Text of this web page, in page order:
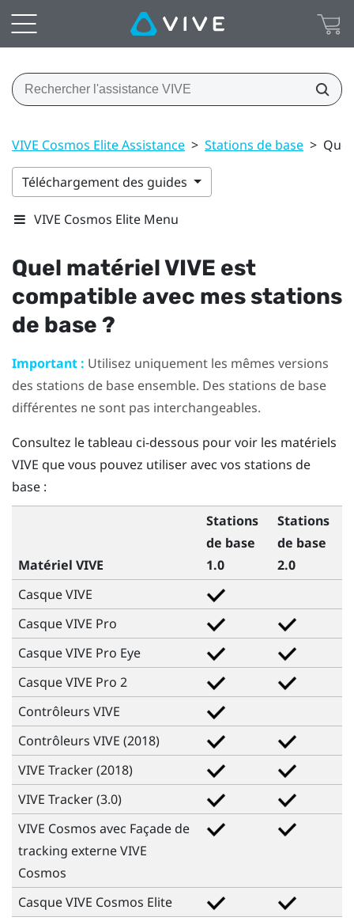
VIVE Cosmos Elite Assistance > Stations de base >
Téléchargement des guides
VIVE Cosmos Elite Menu
Quel matérielVIVE est
compatible avec mes stations
de base ?
Important : Utilisez uniquement les mêmes versions
des stations de base ensemble. Des stations de base
différentes ne sont pas interchangeables.
Consultez le tableau ci-dessous pour voir les matériels
VIVE que vous pouvez utiliser avec vos stations de
base :
Matériel VIVE
Stations
de base
1.0
Stations
de base
2.0
CasqueVIVE
CasqueVIVE Pro
CasqueVIVE Pro Eye
CasqueVIVE Pro 2
Contrôleurs VIVE
Contrôleurs VIVE (2018)
VIVE Tracker (2018)
VIVE Tracker (3.0)
VIVE Cosmos avec Façade de
tracking externeVIVE
Cosmos
CasqueVIVE Cosmos Elite